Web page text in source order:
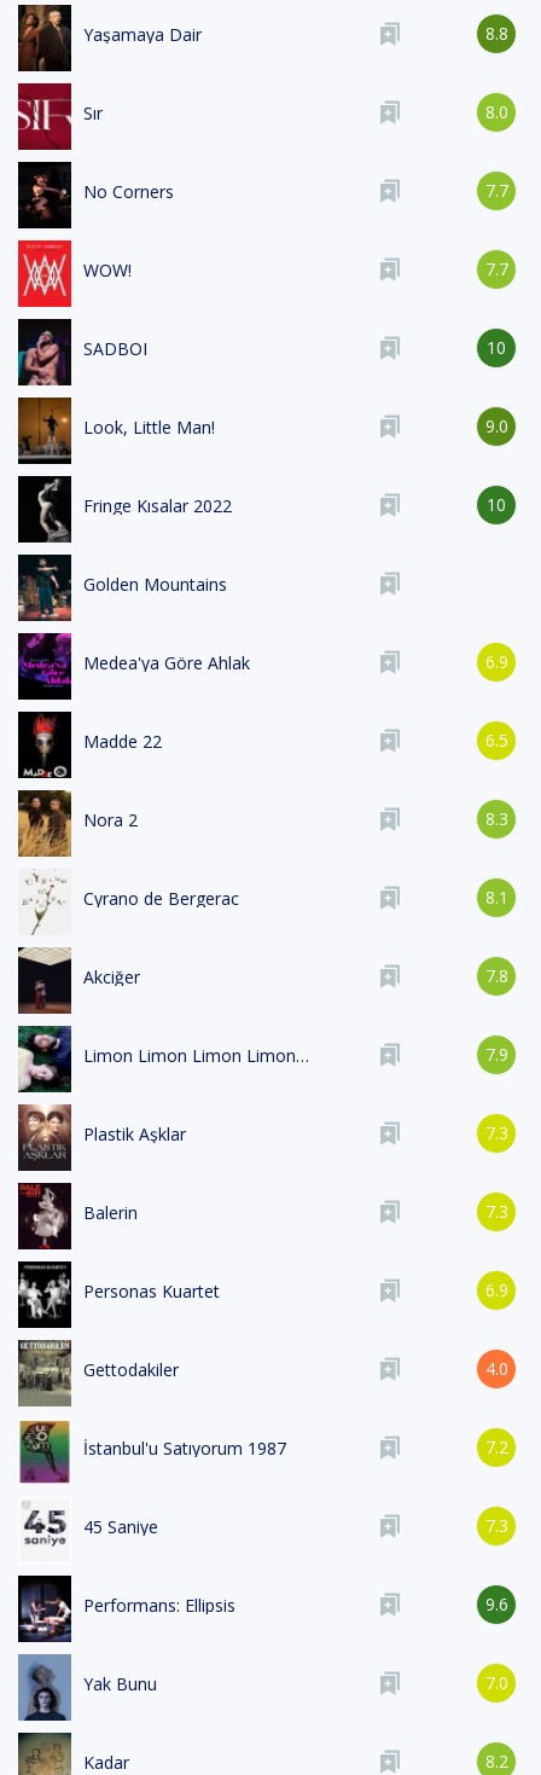
8.8
Yaşamaya Dair
8.0
Sır
7.7
No Corners
7.7
WOW!
10
SADBOI
9.0
Look, Little Man!
10
Fringe Kısalar 2022
Golden Mountains
6.9
Medea'ya Göre Ahlak
6.5
Madde 22
8.3
Nora 2
8.1
Cyrano de Bergerac
7.8
Akciğer
7.9
Limon Limon Limon Limon Limon
7.3
Plastik Aşklar
7.3
Balerin
6.9
Personas Kuartet
4.0
Gettodakiler
7.2
İstanbul'u Satıyorum 1987
7.3
45 Saniye
9.6
Performans: Ellipsis
7.0
Yak Bunu
8.2
Kadar